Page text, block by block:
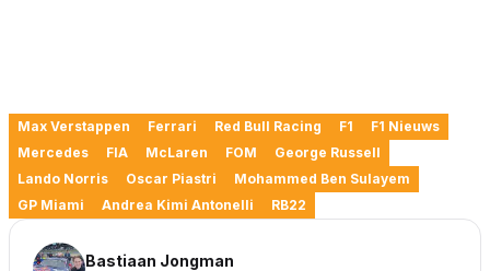
Max Verstappen Ferrari Red Bull Racing F1
F1 Nieuws
Mercedes
FIA McLaren FOM
George Russell
Lando Norris
Oscar Piastri
Mohammed Ben Sulayem
GP Miami
Andrea Kimi Antonelli RB22
Bastiaan Jongman